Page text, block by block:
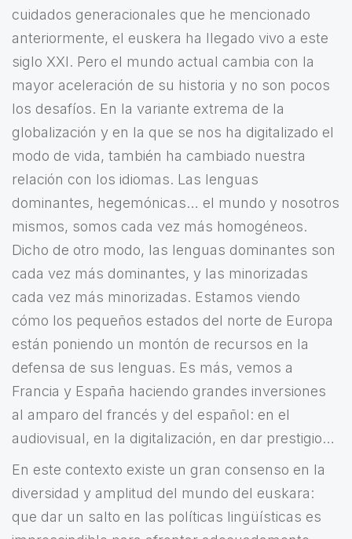
cuidados generacionales que he mencionado
anteriormente, el euskera ha llegado vivo a este
siglo XXI. Pero el mundo actual cambia con la
mayor aceleración de su historia y no son pocos
los desafíos. En la variante extrema de la
globalización y en la que se nos ha digitalizado el
modo de vida, también ha cambiado nuestra
relación con los idiomas. Las lenguas
dominantes, hegemónicas… el mundo y nosotros
mismos, somos cada vez más homogéneos.
Dicho de otro modo, las lenguas dominantes son
cada vez más dominantes, y las minorizadas
cada vez más minorizadas. Estamos viendo
cómo los pequeños estados del norte de Europa
están poniendo un montón de recursos en la
defensa de sus lenguas. Es más, vemos a
Francia y España haciendo grandes inversiones
al amparo del francés y del español: en el
audiovisual, en la digitalización, en dar prestigio…
En este contexto existe un gran consenso en la
diversidad y amplitud del mundo del euskara:
que dar un salto en las políticas lingüísticas es